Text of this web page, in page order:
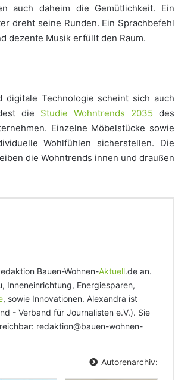
auch daheim die Gemütlichkeit. Ein
dreht seine Runden. Ein Sprachbefehl
dezente Musik erfüllt den Raum.
Technologie scheint sich auch
die Studie Wohntrends 2035 des
Einzelne Möbelstücke sowie
Wohlfühlen sicherstellen. Die
die Wohntrends innen und draußen
Bauen-Wohnen-Aktuell.de an.
Inneneinrichtung, Energiesparen,
, sowie Innovationen. Alexandra ist
- Verband für Journalisten e.V.). Sie
redaktion@bauen-wohnen-
Autorenarchiv: